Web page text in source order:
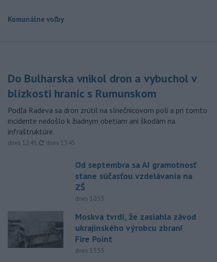
Komunálne voľby
Do Bulharska vnikol dron a vybuchol v
blízkosti hraníc s Rumunskom
Podľa Radeva sa dron zrútil na slnečnicovom poli a pri tomto
incidente nedošlo k žiadnym obetiam ani škodám na
infraštruktúre.
dnes 12:45, aktualizované
dnes 13:45
Od septembra sa AI gramotnosť
stane súčasťou vzdelávania na
ZŠ
dnes 10:53
Moskva tvrdí, že zasiahla závod
ukrajinského výrobcu zbraní
Fire Point
dnes 13:55